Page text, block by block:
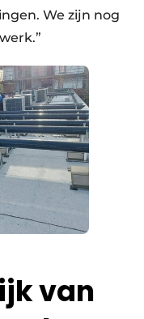
We zijn nog
van